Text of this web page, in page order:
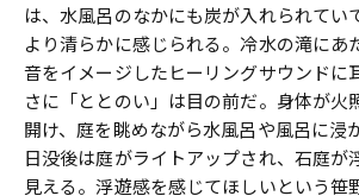
は、水風呂のなかにも炭が入れられてい
より清らかに感じられる。冷水の滝にあ
音をイメージしたヒーリングサウンドに
さに「ととのい」は目の前だ。身体が火
開け、庭を眺めながら水風呂や風呂に浸
日没後は庭がライトアップされ、石庭が
見える。浮遊感を感じてほしいという笹